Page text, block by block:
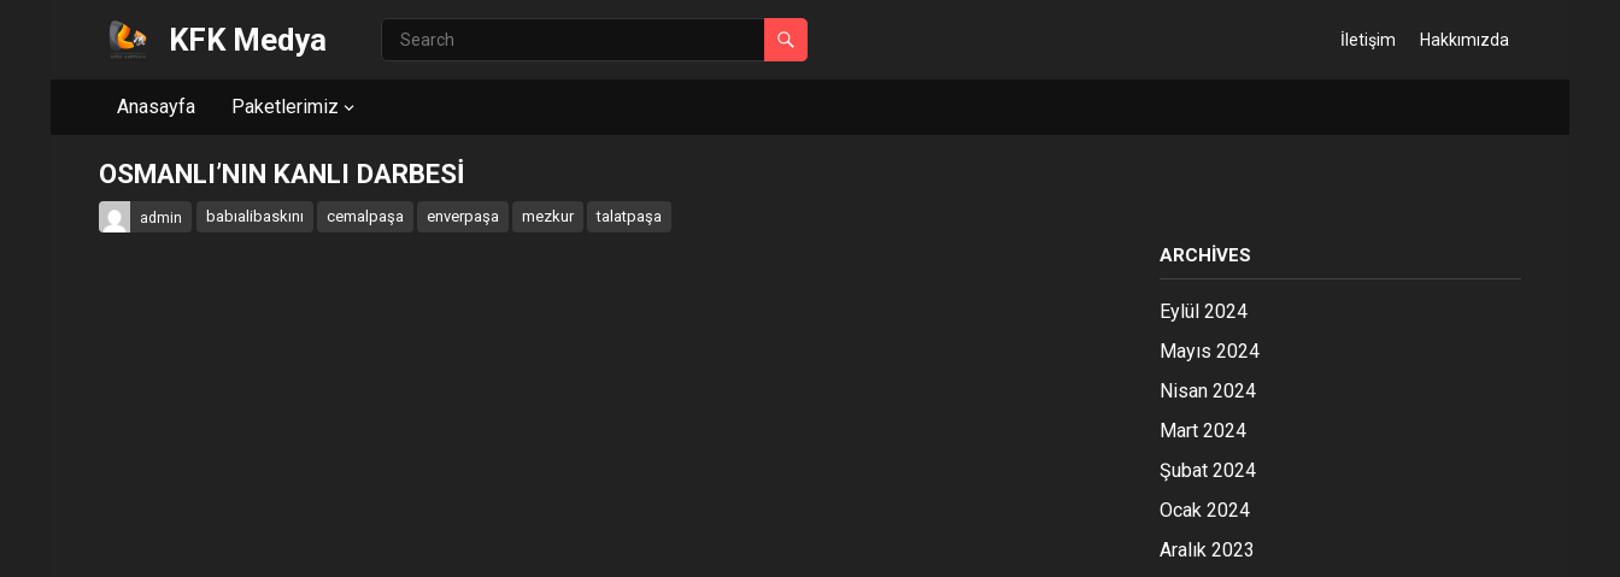
KFK Medya İletişim Hakkımızda
Anasayfa Paketlerimiz
OSMANLI’NIN KANLI DARBESİ
admin babıalibaskını cemalpaşa enverpaşa mezkur talatpaşa
ARCHIVES
Eylül 2024
Mayıs 2024
Nisan 2024
Mart 2024
Şubat 2024
Ocak 2024
Aralık 2023